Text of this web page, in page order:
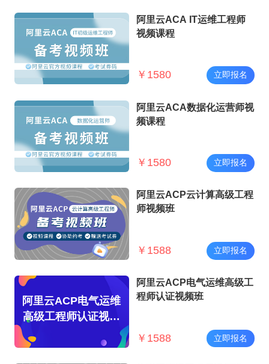
阿里云ACA IT运维工程师
视频课程
￥ 1580 立即报名
阿里云ACA数据化运营师视
频课程
￥ 1580 立即报名
阿里云ACP云计算高级工程
师视频班
￥ 1588 立即报名
阿里云ACP电气运维
高级工程师认证视频
阿里云ACP电气运维高级工
程师认证视频班
￥ 1588 立即报名